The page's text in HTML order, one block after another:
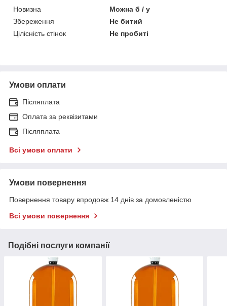
Новизна
Можна б / у
Збереження
Не битий
Цілісність стінок
Не пробиті
Умови оплати
Післяплата
Оплата за реквізитами
Післяплата
Всі умови оплати
Умови повернення
Повернення товару впродовж 14 днів за домовленістю
Всі умови повернення
Подібні послуги компанії